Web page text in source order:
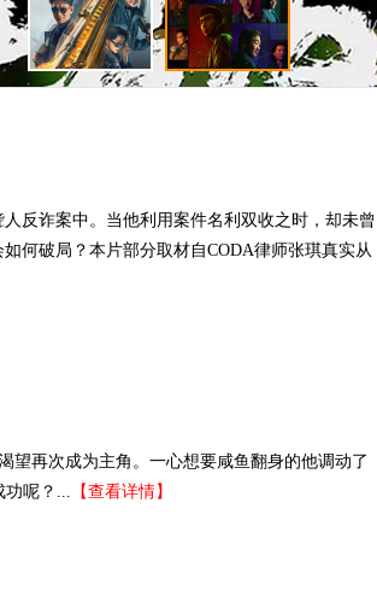
反诈案中。当他利用案件名利双收之时，却未曾
何破局？本片部分取材自CODA律师张琪真实从
望再次成为主角。一心想要咸鱼翻身的他调动了
功呢？... 【查看详情】